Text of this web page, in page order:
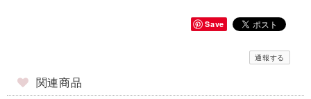
Save
通報する
関連商品